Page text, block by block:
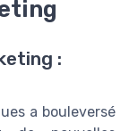
:
a bouleversé